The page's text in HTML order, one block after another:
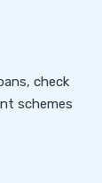
check
schemes